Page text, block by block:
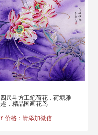
四尺斗方工笔荷花，荷塘雅
趣，精品国画花鸟
¥ 价格：请添加微信